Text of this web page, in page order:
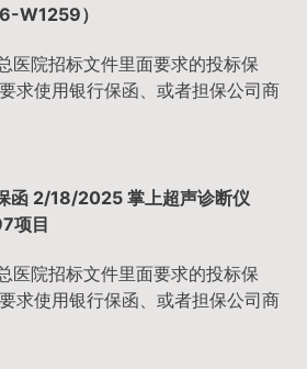
W1259）
医院招标文件里面要求的投标保
求使用银行保函、或者担保公司商
函 2/18/2025 掌上超声诊断仪
项目
医院招标文件里面要求的投标保
求使用银行保函、或者担保公司商